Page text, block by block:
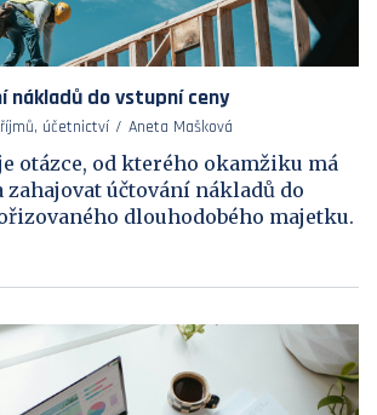
nákladů do vstupní ceny
účetnictví Aneta Mašková
otázce, od kterého okamžiku má
účtování nákladů do
dlouhodobého majetku.